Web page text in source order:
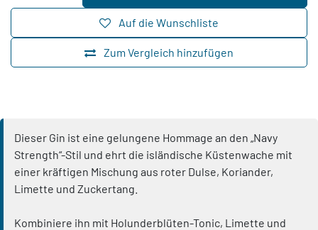
Zum Vergleich hinzufügen
Auf die Wunschliste
Dieser Gin ist eine gelungene Hommage an den „Navy
Strength“-Stil und ehrt die isländische Küstenwache mit
einer kräftigen Mischung aus roter Dulse, Koriander,
Limette und Zuckertang.
Kombiniere ihn mit Holunderblüten-Tonic, Limette und